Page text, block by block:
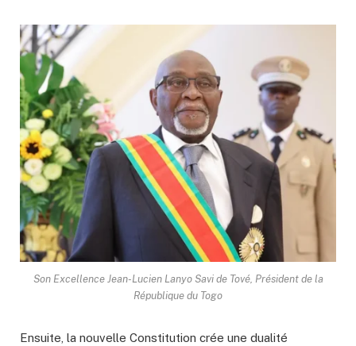
Son Excellence Jean-Lucien Lanyo Savi de Tové, Président de la
République du Togo
Ensuite, la nouvelle Constitution crée une dualité